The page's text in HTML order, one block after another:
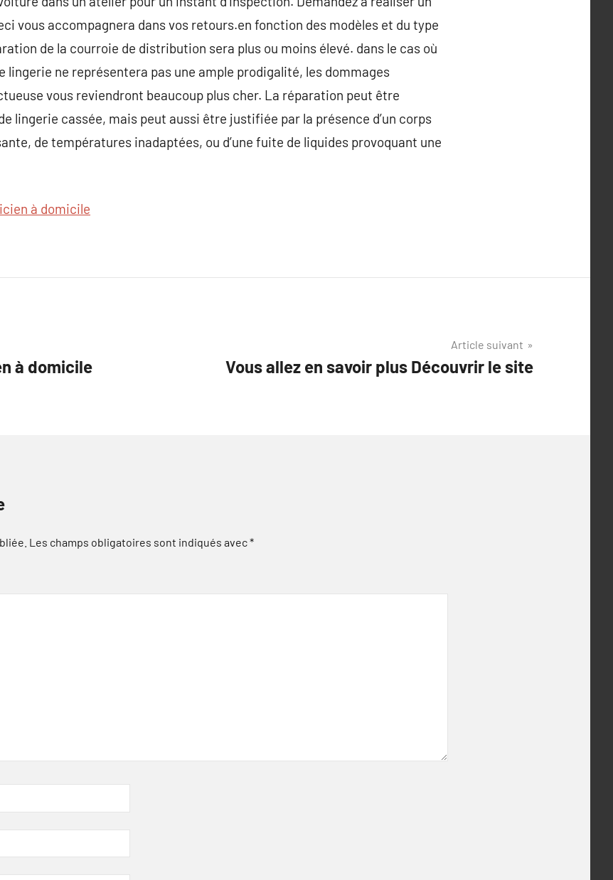
vous accompagnera dans vos retours.en fonction des modèles et du type
de la courroie de distribution sera plus ou moins élevé. dans le cas où
lingerie ne représentera pas une ample prodigalité, les dommages
vous reviendront beaucoup plus cher. La réparation peut être
lingerie cassée, mais peut aussi être justifiée par la présence d’un corps
de températures inadaptées, ou d’une fuite de liquides provoquant une
à domicile
à domicile
Article suivant
Vous allez en savoir plus Découvrir le site
Les champs obligatoires sont indiqués avec*